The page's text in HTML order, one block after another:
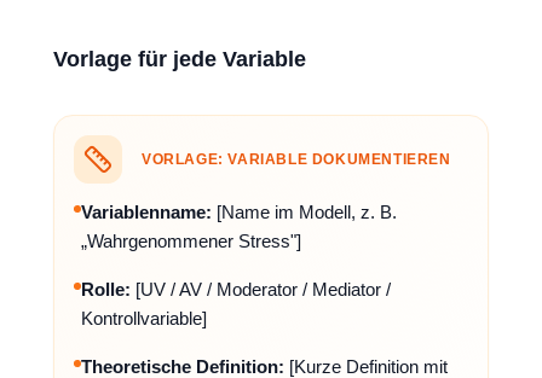
Vorlage für jede Variable
VORLAGE: VARIABLE DOKUMENTIEREN
Variablenname: [Name im Modell, z. B.
„Wahrgenommener Stress"]
Rolle: [UV / AV / Moderator / Mediator /
Kontrollvariable]
Theoretische Definition: [Kurze Definition mit